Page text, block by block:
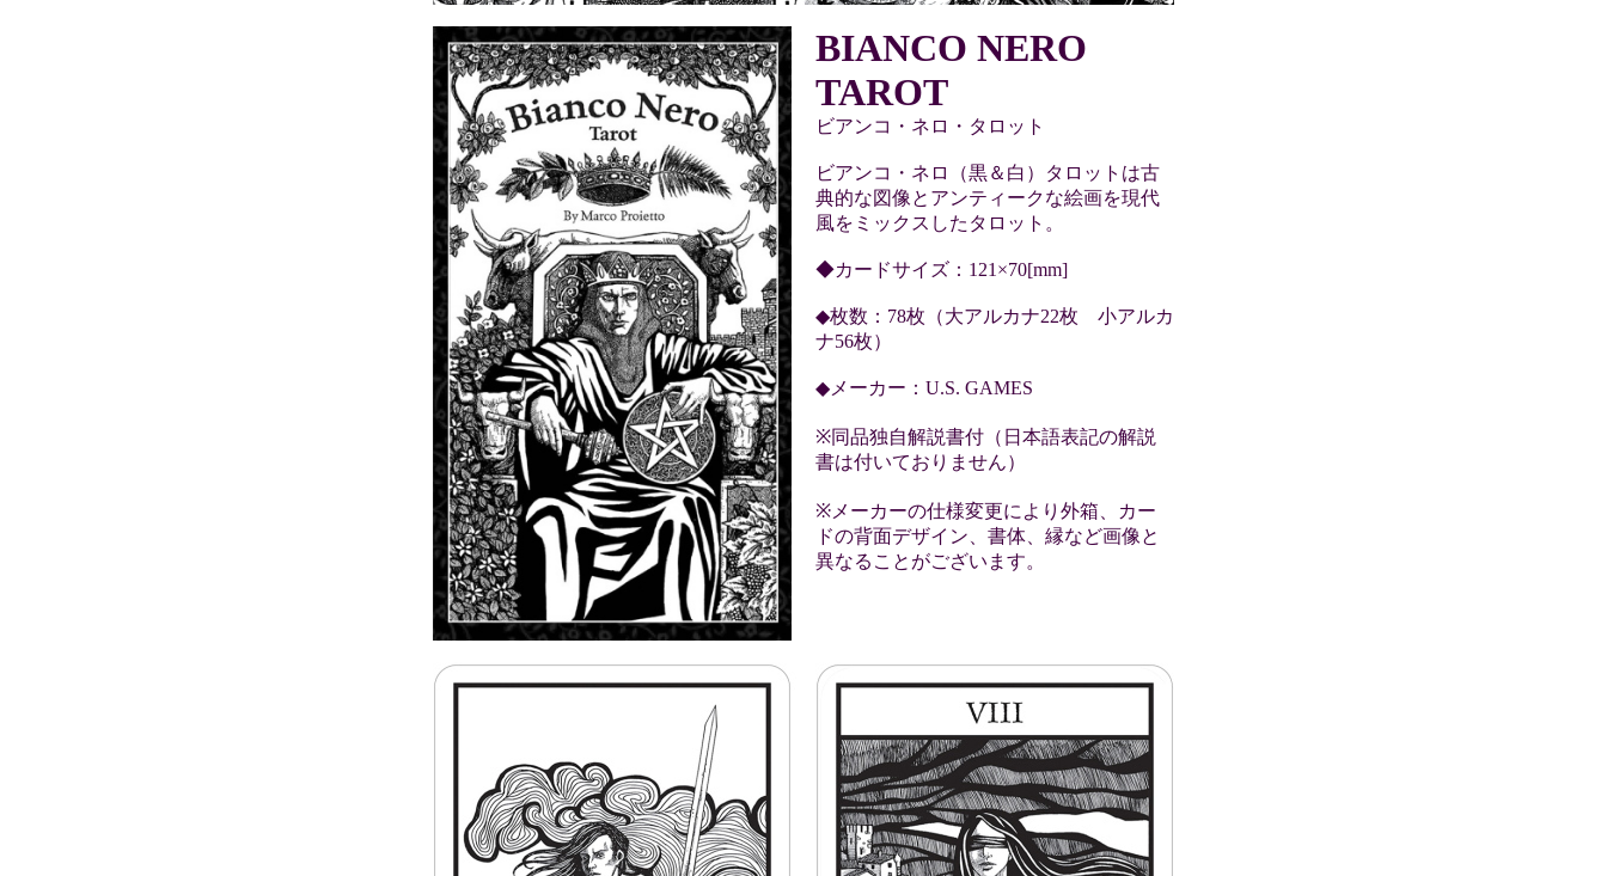
BIANCO NERO
TAROT
ビアンコ・ネロ・タロット
ビアンコ・ネロ（黒＆白）タロットは古
典的な図像とアンティークな絵画を現代
風をミックスしたタロット。
◆カードサイズ：121×70[mm]
◆枚数：78枚（大アルカナ22枚 小アルカ
ナ56枚）
◆メーカー：U.S. GAMES
※同品独自解説書付（日本語表記の解説
書は付いておりません）
※メーカーの仕様変更により外箱、カー
ドの背面デザイン、書体、縁など画像と
異なることがございます。